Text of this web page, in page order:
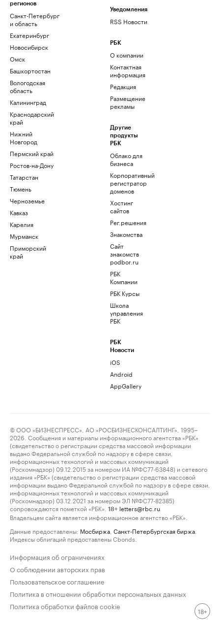
регионов
Санкт-Петербург
и область
Екатеринбург
Новосибирск
Омск
Башкортостан
Вологодская
область
Калининград
Краснодарский
край
Нижний
Новгород
Пермский край
Ростов-на-Дону
Татарстан
Тюмень
Черноземье
Кавказ
Карелия
Мурманск
Приморский
край
Уведомления
RSS Новости
РБК
О компании
Контактная
информация
Редакция
Размещение
рекламы
Другие
продукты
РБК
Облако для
бизнеса
Корпоративный
регистратор
доменов
Хостинг
сайтов
Рег.решения
Знакомства
Сайт
знакомств
podbor.ru
РБК
Компании
РБК Курсы
Школа
управления
РБК
РБК
Новости
iOS
Android
AppGallery
© ООО «БИЗНЕСПРЕСС», АО «РОСБИЗНЕСКОНСАЛТИНГ», 1995–
2026. Сообщения и материалы информационного агентства «РБК»
(свидетельство о регистрации средства массовой информации
выдано Федеральной службой по надзору в сфере связи,
информационных технологий и массовых коммуникаций
(Роскомнадзор) 09.12.2015 за номером ИА №ФС77-63848) и сетевого
издания «РБК» (свидетельство о регистрации средства массовой
информации выдано Федеральной службой по надзору в сфере связи,
информационных технологий и массовых коммуникаций
(Роскомнадзор) 03.12.2021 за номером ЭЛ №ФС77-82385)
сопровождаются пометкой «РБК».
18+ letters@rbc.ru
Владельцем сайта является информационное агентство «РБК».
Данные предоставлены: Мосбиржа Санкт-Петербургская биржа
Индексы облигаций предоставлены Cbonds.
Информация об ограничениях
О соблюдении авторских прав
Пользовательское соглашение
Политика в отношении обработки персональных данных
Политика обработки файлов cookie
18+